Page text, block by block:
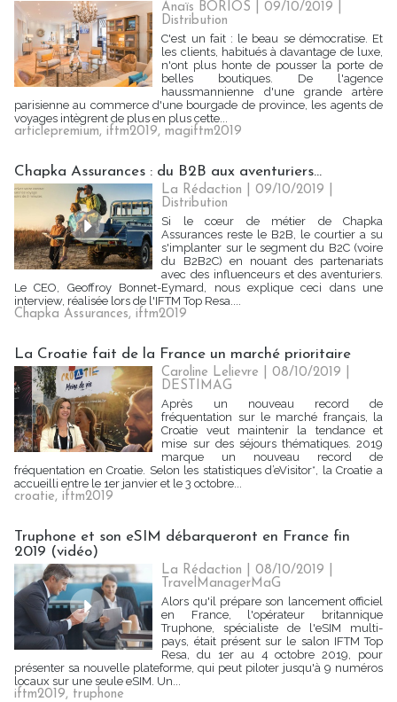
Anaïs BORIOS | 09/10/2019
Distribution
C'est un fait : le beau se démocratise. Et
les clients, habitués à davantage de luxe,
n'ont plus honte de pousser la porte de
belles boutiques. De l'agence
haussmannienne d'une grande artère
parisienne au commerce d'une bourgade de province, les agents de
voyages intègrent de plus en plus cette...
articlepremium, iftm2019, magiftm2019
Chapka Assurances : du B2B aux aventuriers...
La Rédaction | 09/10/2019
Distribution
Si le cœur de métier de Chapka
Assurances reste le B2B, le courtier a su
s'implanter sur le segment du B2C (voire
du B2B2C) en nouant des partenariats
avec des influenceurs et des aventuriers.
Le CEO, Geoffroy Bonnet-Eymard, nous explique ceci dans une
interview, réalisée lors de l'IFTM Top Resa....
Chapka Assurances, iftm2019
La Croatie fait de la France un marché prioritaire
Caroline Lelievre | 08/10/2019
DESTIMAG
Après un nouveau record de
fréquentation sur le marché français, la
Croatie veut maintenir la tendance et
mise sur des séjours thématiques. 2019
marque un nouveau record de
fréquentation en Croatie. Selon les statistiques d’eVisitor*, la Croatie a
accueilli entre le 1er janvier et le 3 octobre...
croatie, iftm2019
Truphone et son eSIM débarqueront en France fin
2019 (vidéo)
La Rédaction | 08/10/2019
TravelManagerMaG
Alors qu'il prépare son lancement officiel
en France, l'opérateur britannique
Truphone, spécialiste de l'eSIM multi-
pays, était présent sur le salon IFTM Top
Resa, du 1er au 4 octobre 2019, pour
présenter sa nouvelle plateforme, qui peut piloter jusqu'à 9 numéros
locaux sur une seule eSIM. Un...
iftm2019, truphone